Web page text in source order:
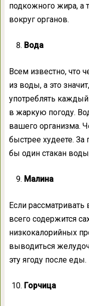
подкожного жира, а
вокруг органов.
Вода
Всем известно, что
из воды, а это
употреблять
в жаркую погоду.
вашего организма.
быстрее худеете.
бы один стакан
Малина
Если
всего содержится
низкокалорийных
выводиться
эту ягоду после еды.
Горчица